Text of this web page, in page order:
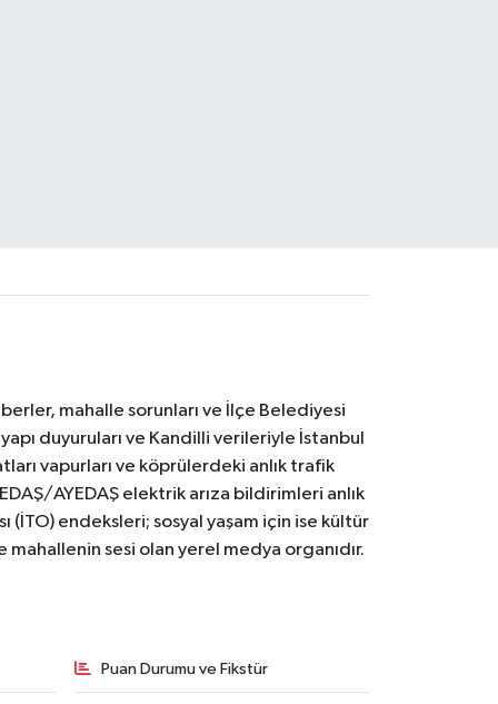
mahalle sorunları ve İlçe Belediyesi
duyuruları ve Kandilli verileriyle İstanbul
vapurları ve köprülerdeki anlık trafik
AYEDAŞ elektrik arıza bildirimleri anlık
(İTO) endeksleri; sosyal yaşam için ise kültür
sesi olan yerel medya organıdır.
Puan Durumu ve Fikstür